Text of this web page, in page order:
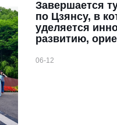
Завершается
по Цзянсу, в
уделяется
развитию,
06-12